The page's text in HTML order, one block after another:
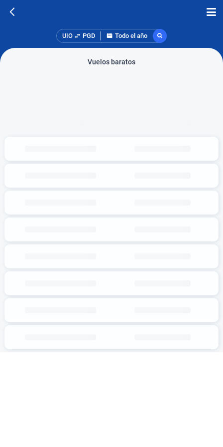
UIO PGD Todo el año
Vuelos baratos